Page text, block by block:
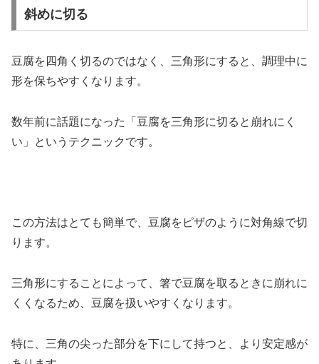
斜めに切る
豆腐を四角く切るのではなく、三角形にすると、調理中に
形を保ちやすくなります。
数年前に話題になった「豆腐を三角形に切ると崩れにく
い」というテクニックです。
この方法はとても簡単で、豆腐をピザのように対角線で切
ります。
三角形にすることによって、箸で豆腐を取るときに崩れに
くくなるため、豆腐を扱いやすくなります。
特に、三角の尖った部分を下にして持つと、より安定感が